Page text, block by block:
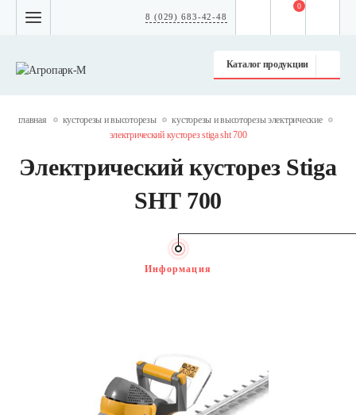
8 (029) 683-42-48
Каталог продукции
0
главная кусторезы и высоторезы
кусторезы и высоторезы электрические
электрический кусторез stiga sht 700
Электрический кусторез Stiga
SHT 700
Информация